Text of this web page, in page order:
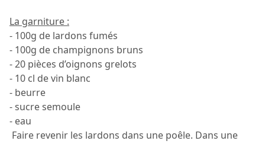
La garniture :
- 100g de lardons fumés
- 100g de champignons bruns
- 20 pièces d’oignons grelots
- 10 cl de vin blanc
- beurre
- sucre semoule
- eau
Faire revenir les lardons dans une poêle. Dans une